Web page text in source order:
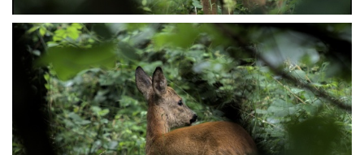
P6207618